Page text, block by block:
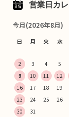
営業日カ
今月(2026年8月)
日 月 火 水
2
3 4 5
9
10 11 12
16
17 18 19
23
24 25 26
30
31